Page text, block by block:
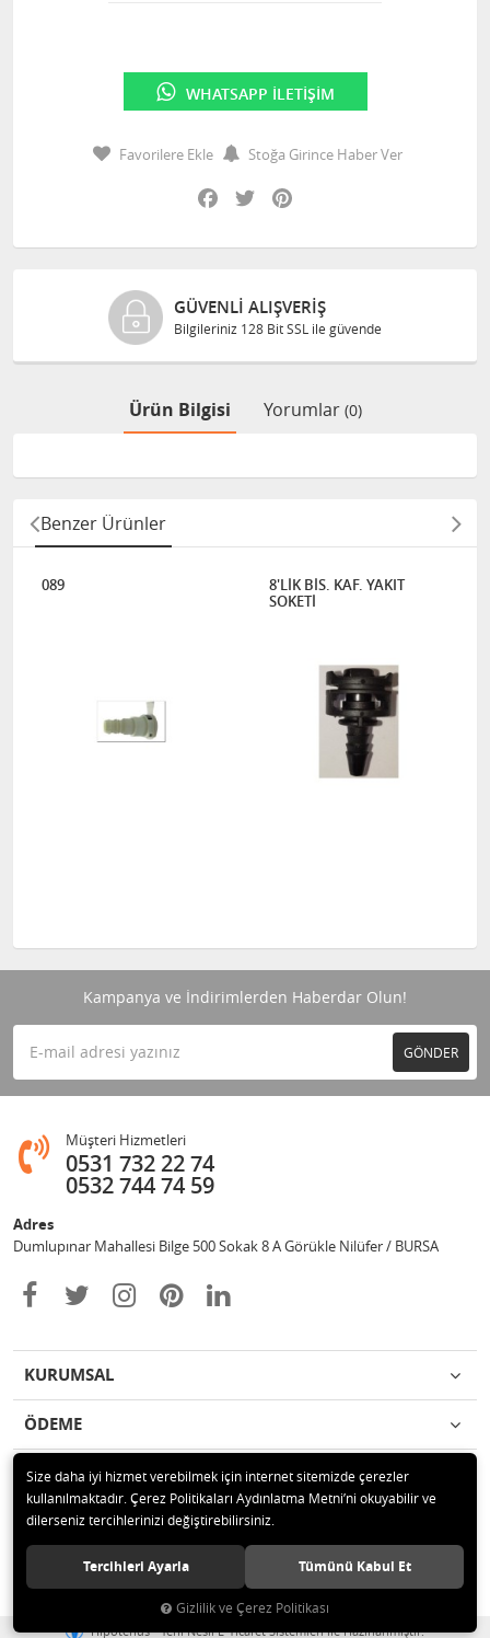
WHATSAPP İLETIŞIM
Favorilere Ekle
Stoğa Girince Haber Ver
Facebook
Twitter
GÜVENLI ALIŞVERIŞ
Bilgileriniz 128 Bit SSL ile güvende
Ürün Bilgisi Yorumlar (0)
Benzer Ürünler
089
8'LİK BİS. KAF. YAKIT
SOKETİ
Kampanya ve İndirimlerden Haberdar Olun!
GÖNDER
Müşteri Hizmetleri
0531 732 22 74
0532 744 74 59
Adres
Dumlupınar Mahallesi Bilge 500 Sokak 8 A Görükle Nilüfer / BURSA
KURUMSAL
ÖDEME
İLETİŞİM
© 2020 MAG OTOMOTİV Tüm hakları saklıdır.
Hipotenüs Yeni Nesil E-Ticaret Sistemleri ile Hazırlanmıştır.
Size daha iyi hizmet verebilmek için internet sitemizde çerezler
kullanılmaktadır. Çerez Politikaları Aydınlatma Metni’ni okuyabilir ve
dilerseniz tercihlerinizi değiştirebilirsiniz.
Tercihleri Ayarla Tümünü Kabul Et
Gizlilik ve Çerez Politikası